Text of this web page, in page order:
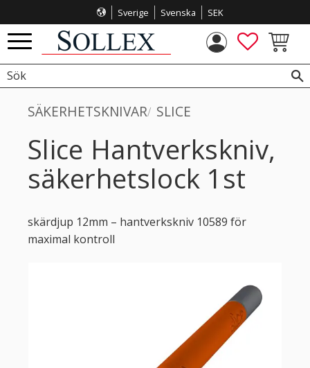
Meny
Sverige Svenska SEK
FAVORITER
SÄKERHETSKNIVAR SLICE
Slice Hantverkskniv,
säkerhetslock 1st
skärdjup 12mm – hantverkskniv 10589 för
maximal kontroll